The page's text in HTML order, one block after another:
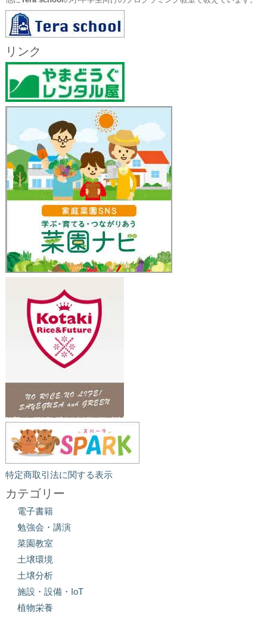
リンク
特定商取引法に関する表示
カテゴリー
電子書籍
勉強会・講演
菜園教室
土壌環境
土壌分析
施設・設備・IoT
植物栄養